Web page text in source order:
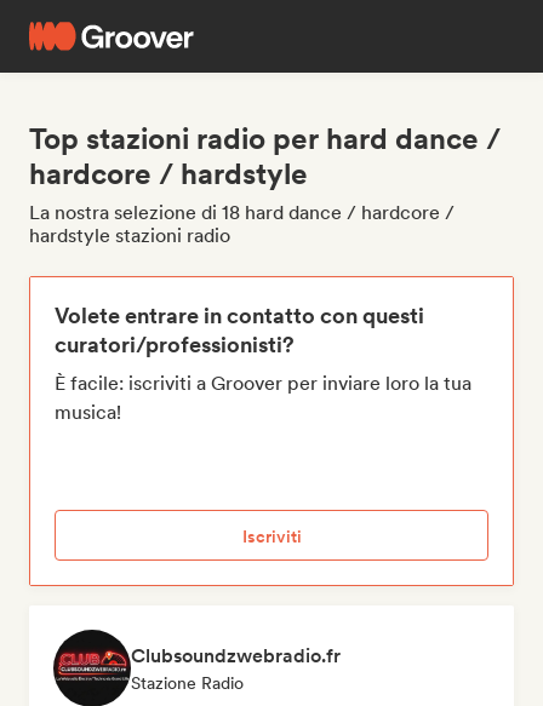
Top stazioni radio per hard dance /
hardcore / hardstyle
La nostra selezione di 18 hard dance / hardcore /
hardstyle stazioni radio
Volete entrare in contatto con questi
curatori/professionisti?
È facile: iscriviti a Groover per inviare loro la tua
musica!
Iscriviti
Clubsoundzwebradio.fr
Stazione Radio